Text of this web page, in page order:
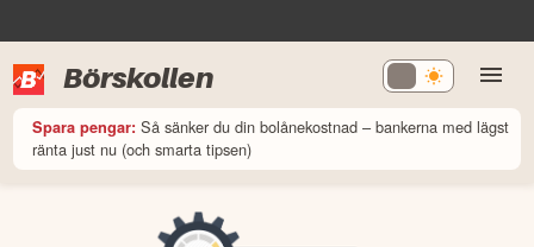
Börskollen
Spara pengar: Så sänker du din bolånekostnad – bankerna med lägst
ränta just nu (och smarta tipsen)